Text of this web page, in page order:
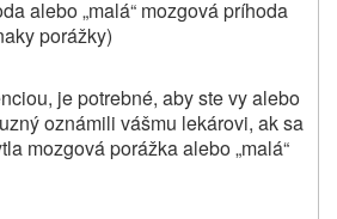
alebo „malá“ mozgová príhoda
porážky)
je potrebné, aby ste vy alebo
oznámili vášmu lekárovi, ak sa
mozgová porážka alebo „malá“